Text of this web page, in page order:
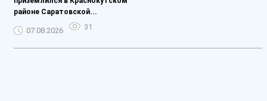
районе Саратовской...
07.08.2026 31